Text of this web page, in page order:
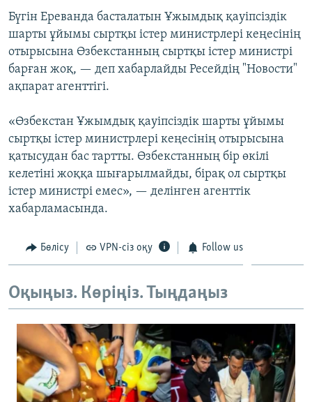
Search
ӘЛЕМ
АРНАЙЫ ЖОБАЛАР
Русский
ЖАЗЫЛЫҢЫЗ
Басқа тілдерде
Бүгін Ереванда басталатын Ұжымдық қауіпсіздік
шарты ұйымы сыртқы істер министрлері кеңесінің
отырысына Өзбекстанның сыртқы істер министрі
барған жоқ, — деп хабарлайды Ресейдің "Новости"
ақпарат агенттігі.
«Өзбекстан Ұжымдық қауіпсіздік шарты ұйымы
сыртқы істер министрлері кеңесінің отырысына
қатысудан бас тартты. Өзбекстанның бір өкілі
келетіні жоққа шығарылмайды, бірақ ол сыртқы
істер министрі емес», — делінген агенттік
хабарламасында.
Бөлісу VPN-сіз оқу Follow us
Оқыңыз. Көріңіз. Тыңдаңыз